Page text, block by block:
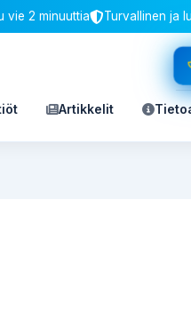
vie 2 minuuttia Turvallinen ja
Artikkelit